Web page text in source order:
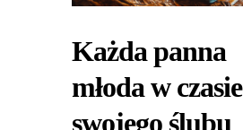
Każda panna
młoda w czasie
swojego ślubu